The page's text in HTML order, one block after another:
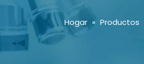
Hogar » Productos